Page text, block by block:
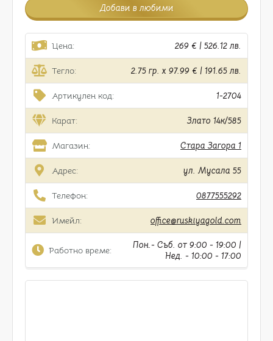
Добави в любими
Цена: 269 € | 526.12 лв.
Тегло: 2.75 гр. x 97.99 € | 191.65 лв.
Артикулен код: 1-2704
Карат: Злато 14к/585
Магазин: Стара Загора 1
Адрес: ул. Мусала 55
Телефон: 0877555292
Имейл: office@ruskiyagold.com
Работно време:
Пон.- Съб. от 9:00 - 19:00 |
Нед. - 10:00 - 17:00